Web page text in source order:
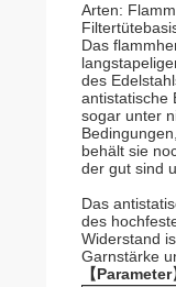
Arten:
Das
des
antistatische
sogar unter
behält sie
der gut sind
Das
des
Widerstand
Garnstärke
【Parameter